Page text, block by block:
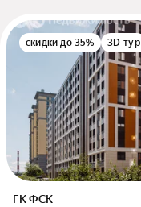
скидки до 35% 3D-тур
ГК ФСК